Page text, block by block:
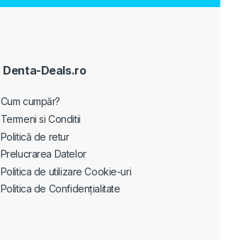
Denta-Deals.ro
Cum cumpăr?
Termeni si Conditii
Politică de retur
Prelucrarea Datelor
Politica de utilizare Cookie-uri
Politica de Confidențialitate